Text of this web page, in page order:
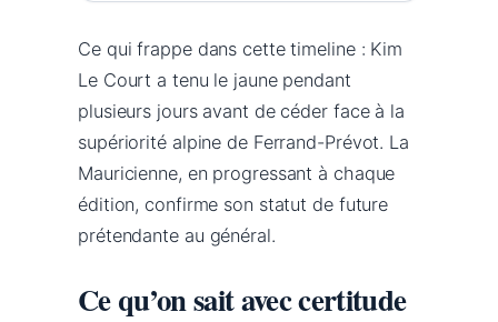
Ce qui frappe dans cette timeline : Kim
Le Court a tenu le jaune pendant
plusieurs jours avant de céder face à la
supériorité alpine de Ferrand-Prévot. La
Mauricienne, en progressant à chaque
édition, confirme son statut de future
prétendante au général.
Ce qu’on sait avec certitude